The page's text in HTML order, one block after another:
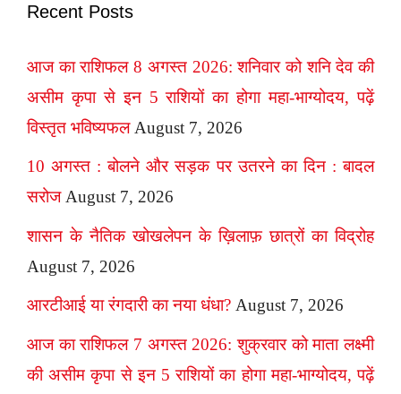
Recent Posts
आज का राशिफल 8 अगस्त 2026: शनिवार को शनि देव की
असीम कृपा से इन 5 राशियों का होगा महा-भाग्योदय, पढ़ें
विस्तृत भविष्यफल August 7, 2026
10 अगस्त : बोलने और सड़क पर उतरने का दिन : बादल
सरोज August 7, 2026
शासन के नैतिक खोखलेपन के ख़िलाफ़ छात्रों का विद्रोह
August 7, 2026
आरटीआई या रंगदारी का नया धंधा? August 7, 2026
आज का राशिफल 7 अगस्त 2026: शुक्रवार को माता लक्ष्मी
की असीम कृपा से इन 5 राशियों का होगा महा-भाग्योदय, पढ़ें